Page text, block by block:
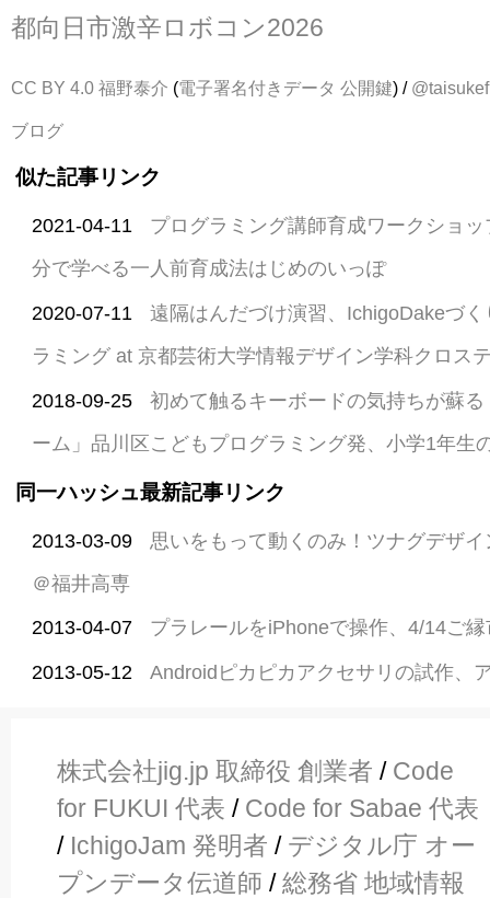
都向日市激辛ロボコン2026
CC BY 4.0 福野泰介 (電子署名付きデータ 公開鍵) / @taisukef
ブログ
似た記事リンク
2021-04-11
プログラミング講師育成ワークショ
分で学べる一人前育成法はじめのいっぽ
2020-07-11
遠隔はんだづけ演習、IchigoDakeづ
ラミング at 京都芸術大学情報デザイン学科クロス
2018-09-25
初めて触るキーボードの気持ちが蘇
ーム」品川区こどもプログラミング発、小学1年生
同一ハッシュ最新記事リンク
2013-03-09
思いをもって動くのみ！ツナグデザ
＠福井高専
2013-04-07 プラレールをiPhoneで操作、4/14ご
2013-05-12 Androidピカピカアクセサリの試作、
株式会社jig.jp 取締役 創業者 / Code
for FUKUI 代表 / Code for Sabae 代表
/ IchigoJam 発明者 / デジタル庁 オー
プンデータ伝道師 /総務省 地域情報